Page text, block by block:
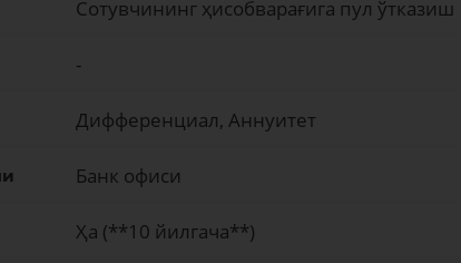
Сотувчининг ҳисобварағига пул ўтказиш
-
Дифференциал, Аннуитет
Банк офиси
Ҳа (**10 йилгача**)